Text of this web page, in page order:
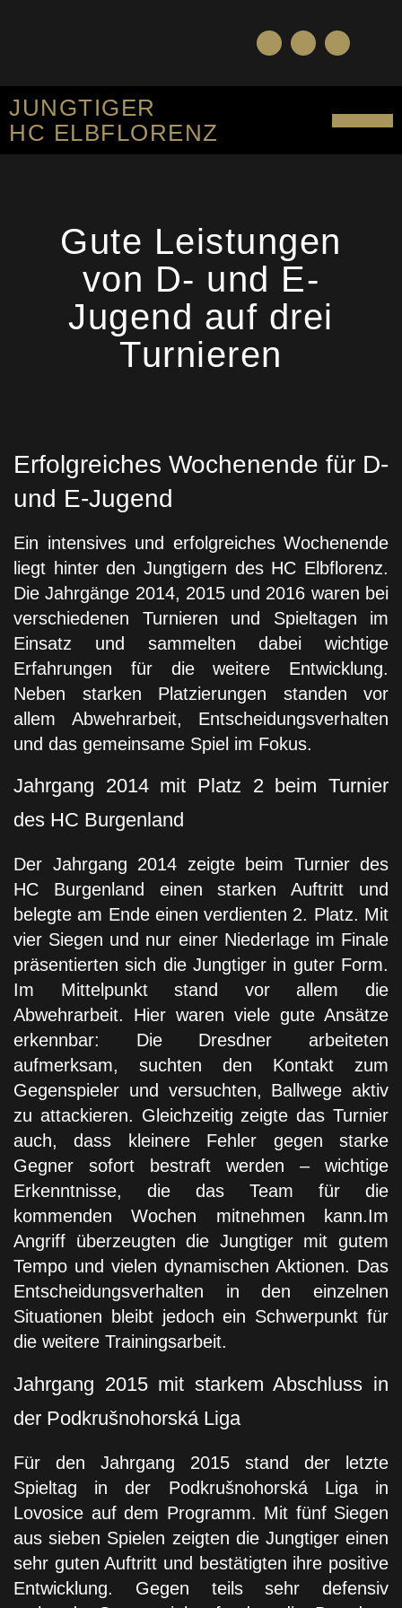
JUNGTIGER
HC ELBFLORENZ
Gute Leistungen
von D- und E-
Jugend auf drei
Turnieren
Erfolgreiches Wochenende für D-
und E-Jugend
Ein intensives und erfolgreiches Wochenende
liegt hinter den Jungtigern des HC Elbflorenz.
Die Jahrgänge 2014, 2015 und 2016 waren bei
verschiedenen Turnieren und Spieltagen im
Einsatz und sammelten dabei wichtige
Erfahrungen für die weitere Entwicklung.
Neben starken Platzierungen standen vor
allem Abwehrarbeit, Entscheidungsverhalten
und das gemeinsame Spiel im Fokus.
Jahrgang 2014 mit Platz 2 beim Turnier
des HC Burgenland
Der Jahrgang 2014 zeigte beim Turnier des
HC Burgenland
einen starken Auftritt und
belegte am Ende einen verdienten 2. Platz. Mit
vier Siegen und nur einer Niederlage im Finale
präsentierten sich die Jungtiger in guter Form.
Im Mittelpunkt stand vor allem die
Abwehrarbeit. Hier waren viele gute Ansätze
erkennbar: Die Dresdner arbeiteten
aufmerksam, suchten den Kontakt zum
Gegenspieler und versuchten, Ballwege aktiv
zu attackieren. Gleichzeitig zeigte das Turnier
auch, dass kleinere Fehler gegen starke
Gegner sofort bestraft werden – wichtige
Erkenntnisse, die das Team für die
kommenden Wochen mitnehmen kann.Im
Angriff überzeugten die Jungtiger mit gutem
Tempo und vielen dynamischen Aktionen. Das
Entscheidungsverhalten in den einzelnen
Situationen bleibt jedoch ein Schwerpunkt für
die weitere Trainingsarbeit.
Jahrgang 2015 mit starkem Abschluss in
der Podkrušnohorská Liga
Für den Jahrgang 2015 stand der letzte
Spieltag in der Podkrušnohorská Ligain
Lovosice auf dem Programm. Mit fünf Siegen
aus sieben Spielen zeigten die Jungtiger einen
sehr guten Auftritt und bestätigten ihre positive
Entwicklung. Gegen teils sehr defensiv